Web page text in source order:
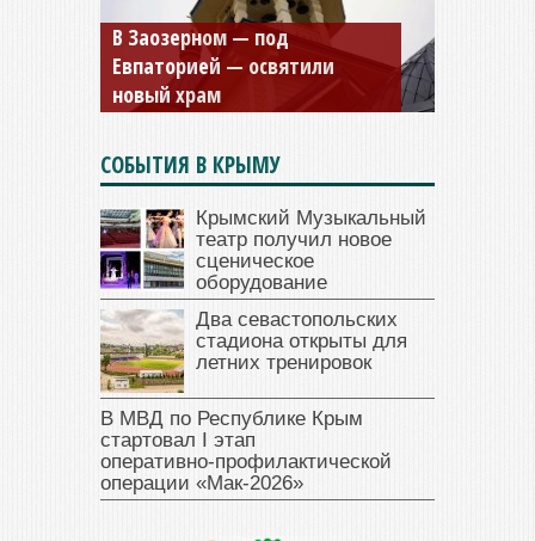
Мужской монастырь Косьмы
и Дамиана в Крыму вновь
открыт для посещения
СОБЫТИЯ В КРЫМУ
Крымский Музыкальный
театр получил новое
сценическое
оборудование
Два севастопольских
стадиона открыты для
летних тренировок
В МВД по Республике Крым
стартовал I этап
оперативно‑профилактической
операции «Мак‑2026»